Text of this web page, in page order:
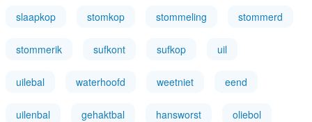
slaapkop stomkop stommeling stommerd
stommerik sufkont sufkop uil
uilebal waterhoofd weetniet eend
uilenbal gehaktbal hansworst oliebol